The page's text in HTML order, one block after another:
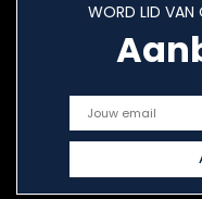
WORD LID VAN